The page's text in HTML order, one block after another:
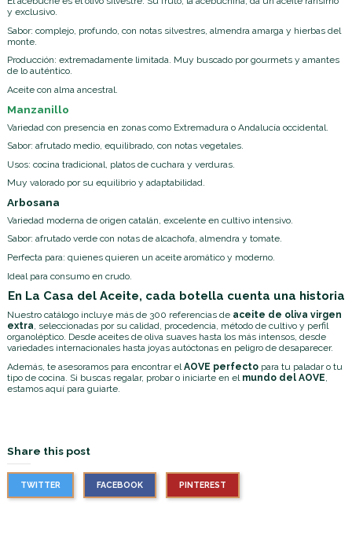
y exclusivo.
Sabor: complejo, profundo, con notas silvestres, almendra amarga y hierbas del
monte.
Producción: extremadamente limitada. Muy buscado por gourmets y amantes
de lo auténtico.
Aceite con alma ancestral.
Manzanillo
Variedad con presencia en zonas como Extremadura o Andalucía occidental.
Sabor: afrutado medio, equilibrado, con notas vegetales.
Usos: cocina tradicional, platos de cuchara y verduras.
Muy valorado por su equilibrio y adaptabilidad.
Arbosana
Variedad moderna de origen catalán, excelente en cultivo intensivo.
Sabor: afrutado verde con notas de alcachofa, almendra y tomate.
Perfecta para: quienes quieren un aceite aromático y moderno.
Ideal para consumo en crudo.
En La Casa del Aceite, cada botella cuenta una historia
Nuestro catálogo incluye más de 300 referencias de aceite de oliva virgen
extra, seleccionadas por su calidad, procedencia, método de cultivo y perfil
organoléptico. Desde aceites de oliva suaves hasta los más intensos, desde
variedades internacionales hasta joyas autóctonas en peligro de desaparecer.
Además, te asesoramos para encontrar elAOVE perfecto para tu paladar o tu
tipo de cocina. Si buscas regalar, probar o iniciarte en el mundo del AOVE,
estamos aquí para guiarte.
Share this post
TWITTER FACEBOOK PINTEREST